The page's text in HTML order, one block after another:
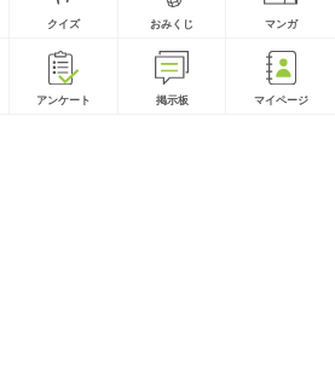
クイズ おみくじ マンガ
アンケート 掲示板 マイページ